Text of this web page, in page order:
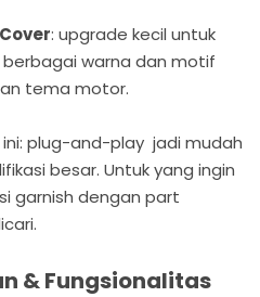
: upgrade kecil untuk
warna dan motif
tema motor.
plug-and-play jadi mudah
besar. Untuk yang ingin
garnish dengan part
& Fungsionalitas